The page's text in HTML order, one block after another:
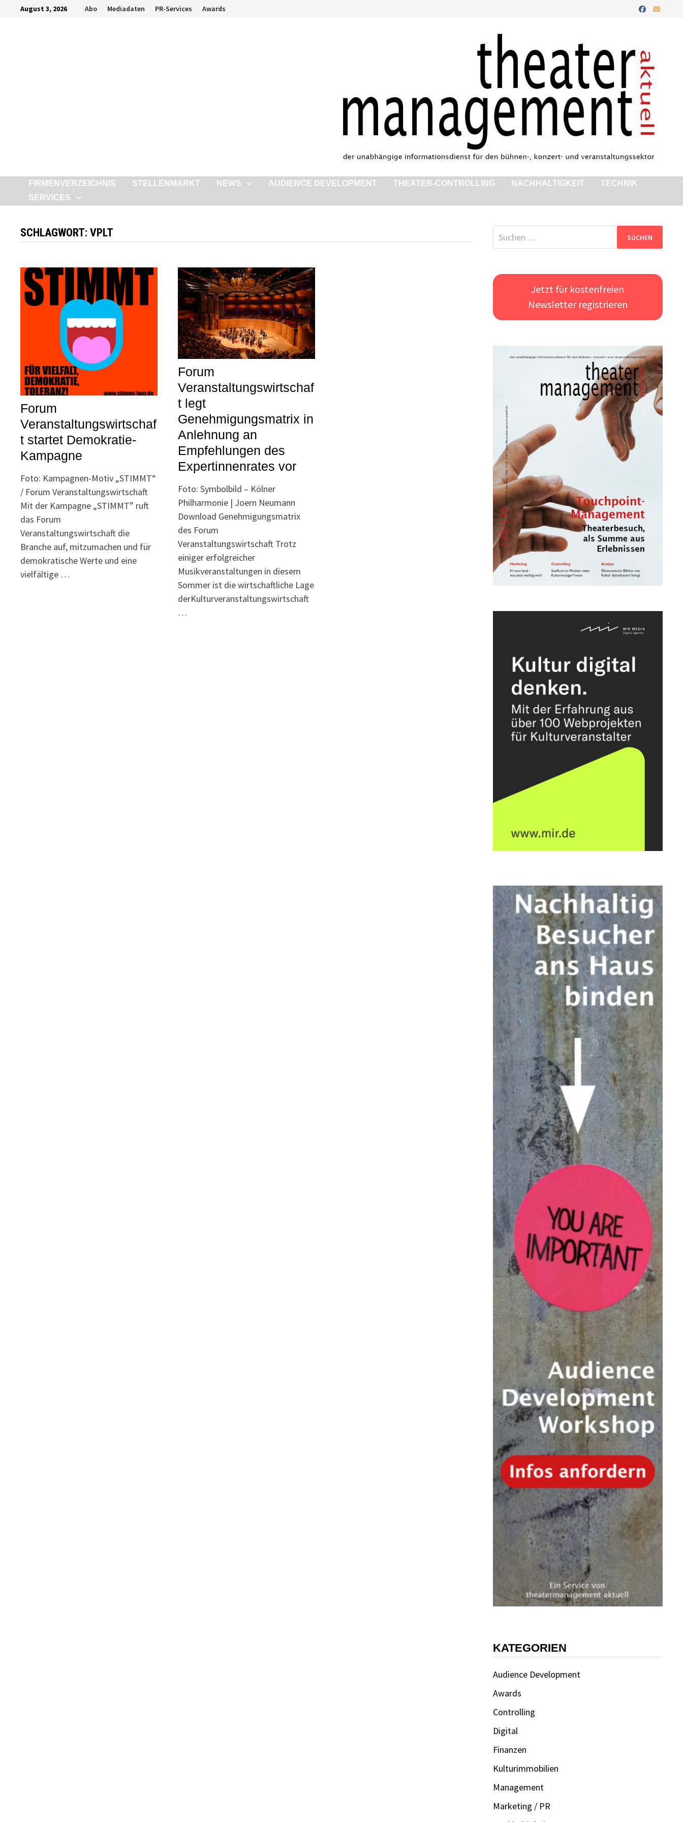
ZurückAugust 3, 2026 Abo Mediadaten PR-Services Awards
FIRMENVERZEICHNIS STELLENMARKT NEWS AUDIENCE DEVELOPMENT THEATER-CONTROLLING NACHHALTIGKEIT
TECHNIK
SERVICES
SCHLAGWORT:VPLT
Forum
Veranstaltungswirtschaf
t startet Demokratie-
Kampagne
Foto: Kampagnen-Motiv „STIMMT“
/ Forum Veranstaltungswirtschaft
Mit der Kampagne „STIMMT” ruft
das Forum
Veranstaltungswirtschaft die
Branche auf, mitzumachen und für
demokratische Werte und eine
vielfältige …
Forum
Veranstaltungswirtschaf
t legt
Genehmigungsmatrix in
Anlehnung an
Empfehlungen des
Expertinnenrates vor
Foto: Symbolbild – Kölner
Philharmonie | Joern Neumann
Download Genehmigungsmatrix
des Forum
Veranstaltungswirtschaft Trotz
einiger erfolgreicher
Musikveranstaltungen in diesem
Sommer ist die wirtschaftliche Lage
derKulturveranstaltungswirtschaft
…
Suchen
nach:
Jetzt für kostenfreien
Newsletter registrieren
KATEGORIEN
Audience Development
Awards
Controlling
Digital
Finanzen
Kulturimmobilien
Management
Marketing / PR